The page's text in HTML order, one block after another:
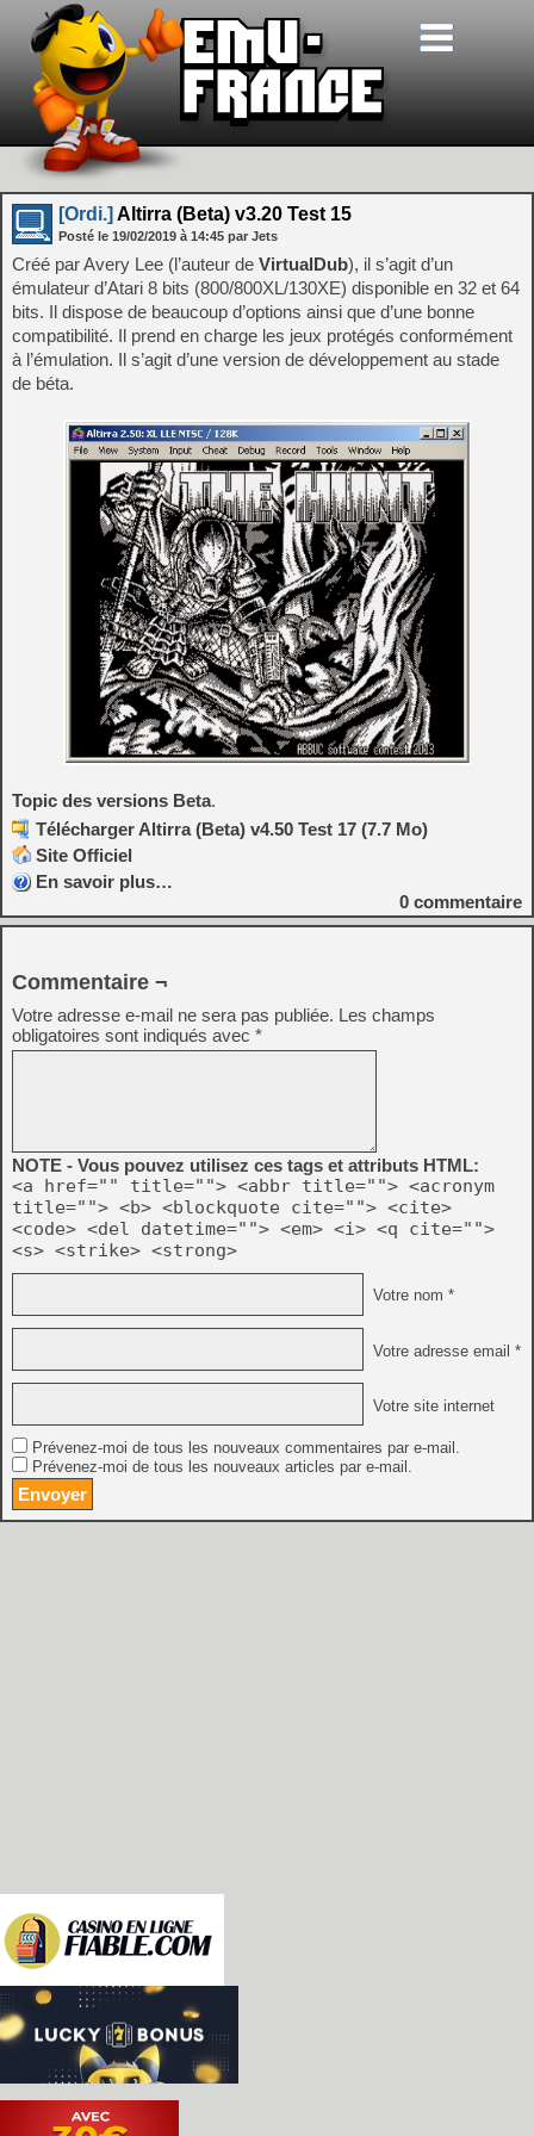
[Ordi.] Altirra (Beta) v3.20 Test 15
Posté le 19/02/2019 à 14:45 par Jets
Créé par Avery Lee (l’auteur de VirtualDub), il s’agit d’un
émulateur d’Atari 8 bits (800/800XL/130XE) disponible en 32 et 64
bits. Il dispose de beaucoup d’options ainsi que d’une bonne
compatibilité. Il prend en charge les jeux protégés conformément
à l’émulation. Il s’agit d’une version de développement au stade
de béta.
Topic des versions Beta.
Télécharger Altirra (Beta) v4.50 Test 17 (7.7 Mo)
Site Officiel
En savoir plus…
0 commentaire
Commentaire ¬
Votre adresse e-mail ne sera pas publiée. Les champs
obligatoires sont indiqués avec *
NOTE - Vous pouvez utilisez ces tags et attributs HTML:
<a href="" title=""> <abbr title=""> <acronym
title=""> <b> <blockquote cite=""> <cite>
<code> <del datetime=""> <em> <i> <q cite="">
<s> <strike> <strong>
Votre nom *
Votre adresse email *
Votre site internet
Prévenez-moi de tous les nouveaux commentaires par e-mail.
Prévenez-moi de tous les nouveaux articles par e-mail.